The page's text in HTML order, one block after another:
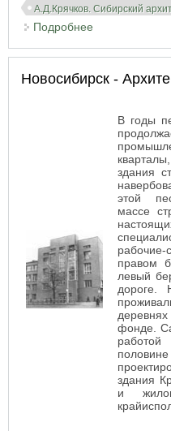
А.Д.Крячков. Сибирский
Подробнее
Новосибирск -
В годы
здания
этой
массе
рабочие-
правом
левый
дороге.
фонде.
здания
и